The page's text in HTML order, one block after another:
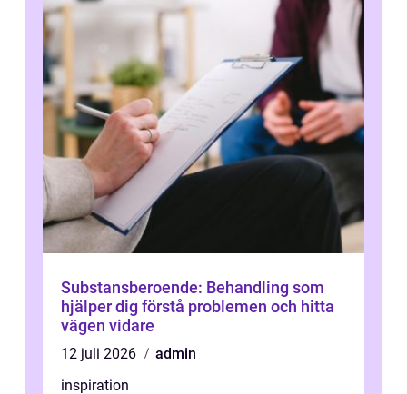
Substansberoende: Behandling som
hjälper dig förstå problemen och hitta
vägen vidare
12 juli 2026
admin
inspiration